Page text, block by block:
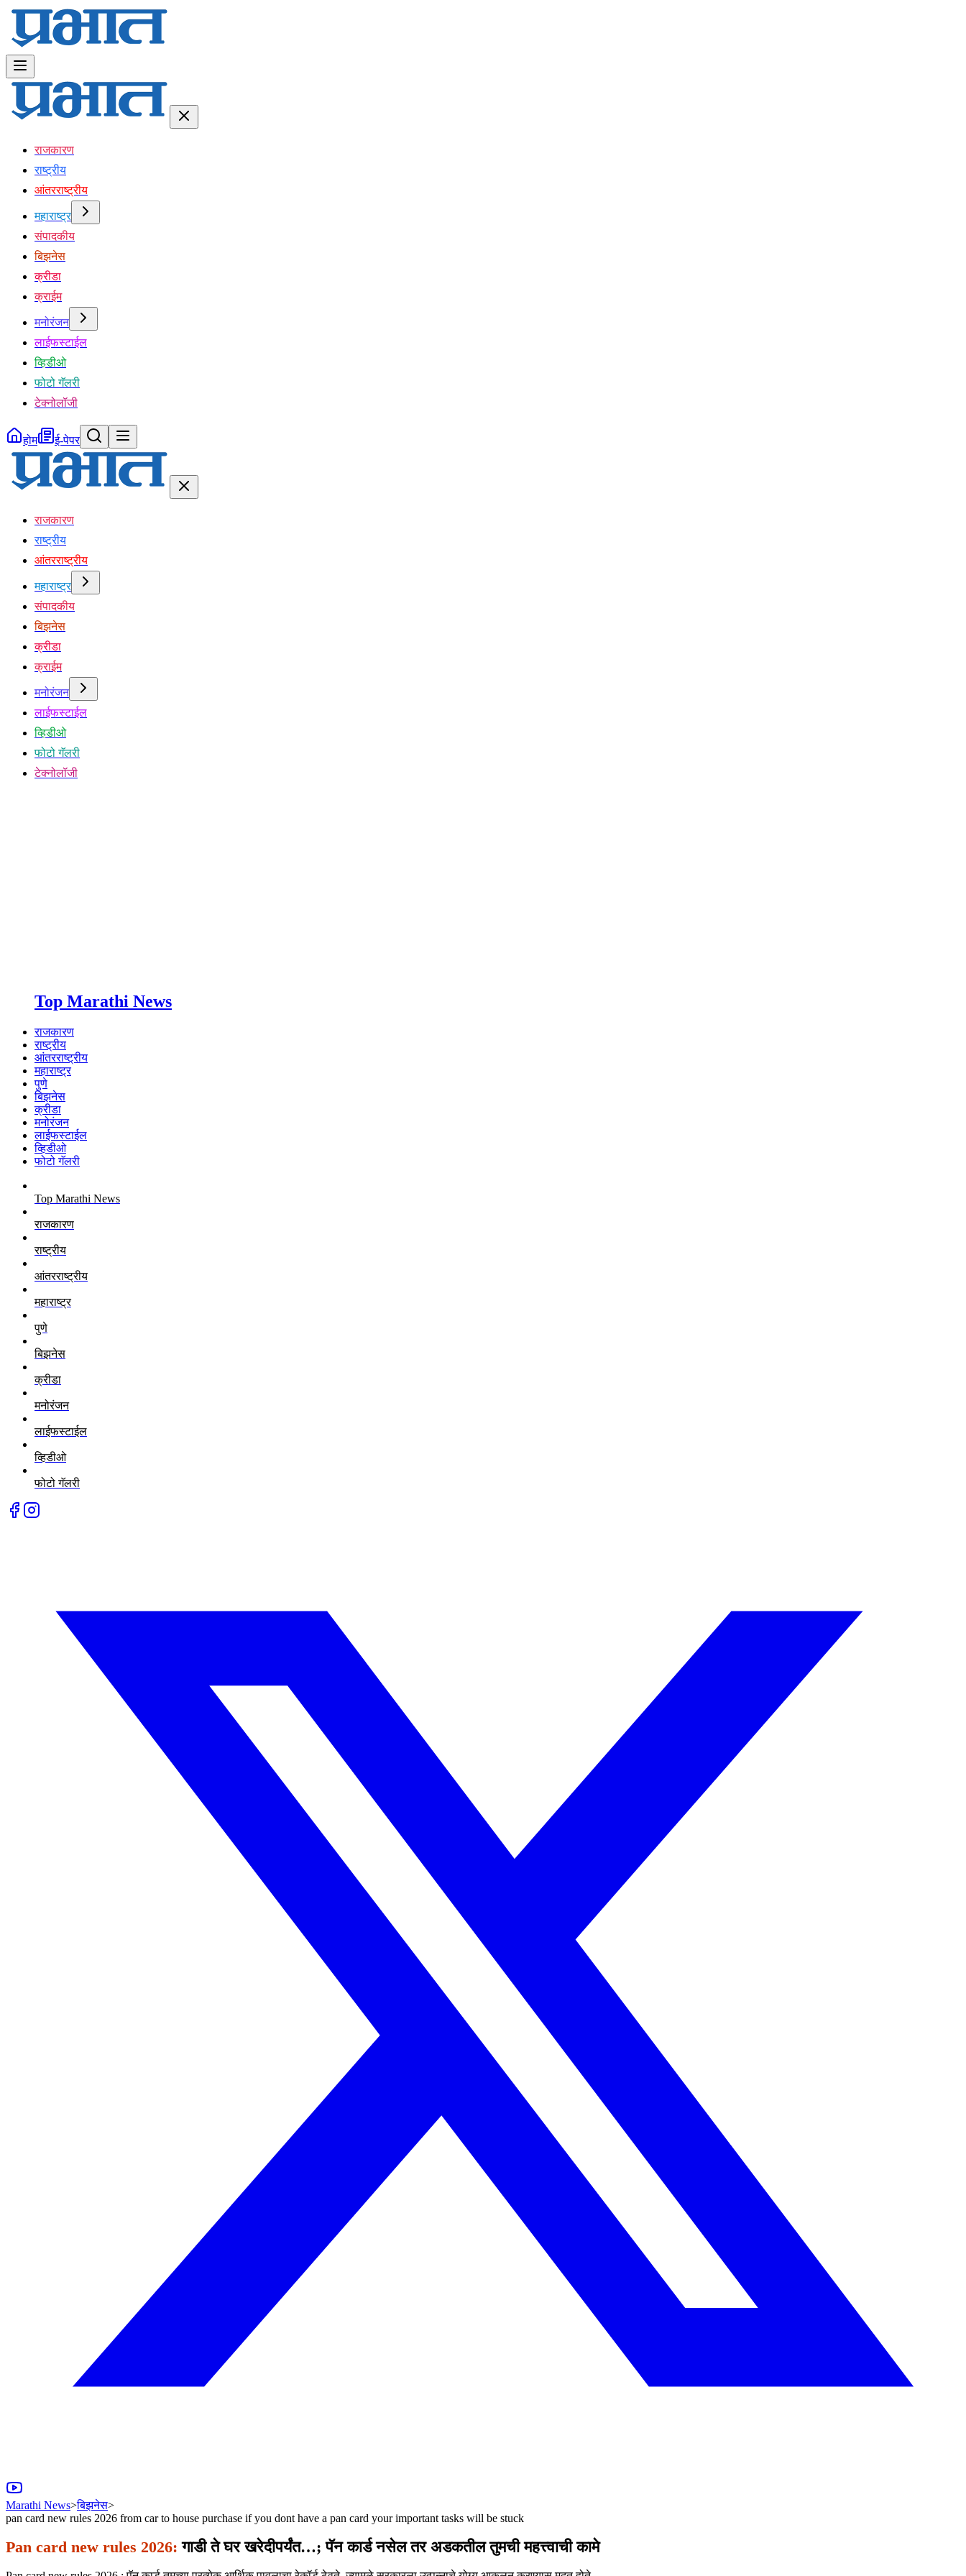
राजकारण
राष्ट्रीय
आंतरराष्ट्रीय
महाराष्ट्र
संपादकीय
बिझनेस
क्रीडा
क्राईम
मनोरंजन
लाईफस्टाईल
व्हिडीओ
फोटो गॅलरी
टेक्नोलॉजी
होम ई-पेपर
राजकारण
राष्ट्रीय
आंतरराष्ट्रीय
महाराष्ट्र
संपादकीय
बिझनेस
क्रीडा
क्राईम
मनोरंजन
लाईफस्टाईल
व्हिडीओ
फोटो गॅलरी
टेक्नोलॉजी
Top Marathi News
राजकारण
राष्ट्रीय
आंतरराष्ट्रीय
महाराष्ट्र
पुणे
बिझनेस
क्रीडा
मनोरंजन
लाईफस्टाईल
व्हिडीओ
फोटो गॅलरी
Top Marathi News
राजकारण
राष्ट्रीय
आंतरराष्ट्रीय
महाराष्ट्र
पुणे
बिझनेस
क्रीडा
मनोरंजन
लाईफस्टाईल
व्हिडीओ
फोटो गॅलरी
Marathi News>बिझनेस>
pan card new rules 2026 from car to house purchase if you dont have a pan card your important tasks will be stuck
Pan card new rules 2026: गाडी ते घर खरेदीपर्यंत…; पॅन कार्ड नसेल तर अडकतील तुमची महत्त्वाची कामे